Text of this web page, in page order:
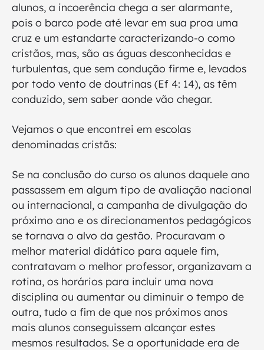
alunos, a incoerência chega a ser alarmante,
pois o barco pode até levar em sua proa uma
cruz e um estandarte caracterizando-o como
cristãos, mas, são as águas desconhecidas e
turbulentas, que sem condução firme e, levados
por todo vento de doutrinas (Ef 4: 14), as têm
conduzido, sem saber aonde vão chegar.
Vejamos o que encontrei em escolas
denominadas cristãs:
Se na conclusão do curso os alunos daquele ano
passassem em algum tipo de avaliação nacional
ou internacional, a campanha de divulgação do
próximo ano e os direcionamentos pedagógicos
se tornava o alvo da gestão. Procuravam o
melhor material didático para aquele fim,
contratavam o melhor professor, organizavam a
rotina, os horários para incluir uma nova
disciplina ou aumentar ou diminuir o tempo de
outra, tudo a fim de que nos próximos anos
mais alunos conseguissem alcançar estes
mesmos resultados. Se a oportunidade era de